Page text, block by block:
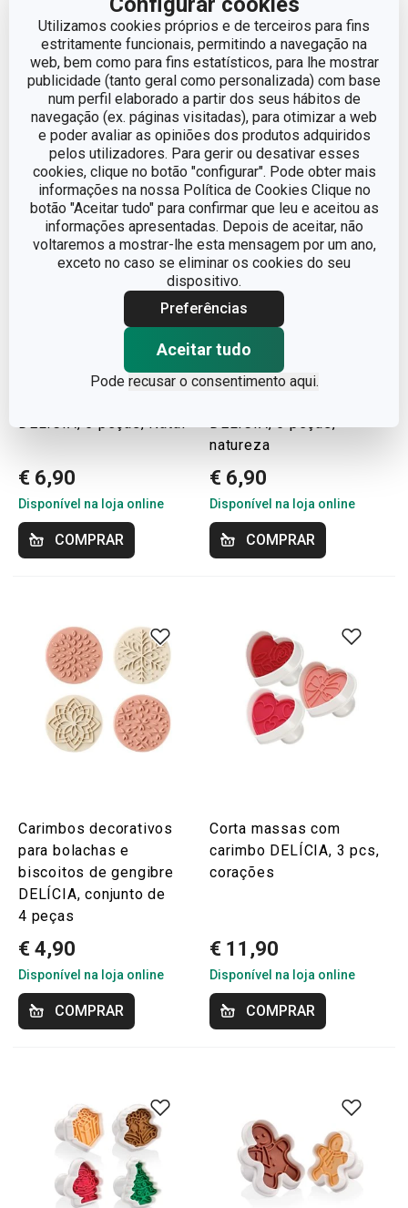
Utilizamos cookies próprios e de terceiros para fins
estritamente funcionais, permitindo a navegação na
web, bem como para fins estatísticos, para lhe mostrar
publicidade (tanto geral como personalizada) com base
num perfil elaborado a partir dos seus hábitos de
navegação (ex. páginas visitadas), para otimizar a web
e poder avaliar as opiniões dos produtos adquiridos
pelos utilizadores. Para gerir ou desativar esses
cookies, clique no botão "configurar". Pode obter mais
informações na nossa Política de Cookies Clique no
botão "Aceitar tudo" para confirmar que leu e aceitou as
informações apresentadas. Depois de aceitar, não
voltaremos a mostrar-lhe esta mensagem por um ano,
exceto no caso se eliminar os cookies do seu
dispositivo.
Preferências
Aceitar tudo
Pode recusar o consentimento aqui.
€ 6,90
Disponível na loja online
COMPRAR
€ 6,90
Disponível na loja online
COMPRAR
Corta massas com
DELÍCIA, 5 peças, Natal
€ 6,90
Disponível na loja online
COMPRAR
Corta massas com
DELÍCIA, 5 peças,
natureza
€ 6,90
Disponível na loja online
COMPRAR
Carimbos decorativos
para bolachas e
biscoitos de gengibre
DELÍCIA, conjunto de
4 peças
€ 4,90
Disponível na loja online
COMPRAR
Corta massas com
carimbo DELÍCIA, 3 pcs,
corações
€ 11,90
Disponível na loja online
COMPRAR